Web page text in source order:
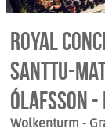
Royal
Santtu-
Ólafsson -
Wolkenturm -